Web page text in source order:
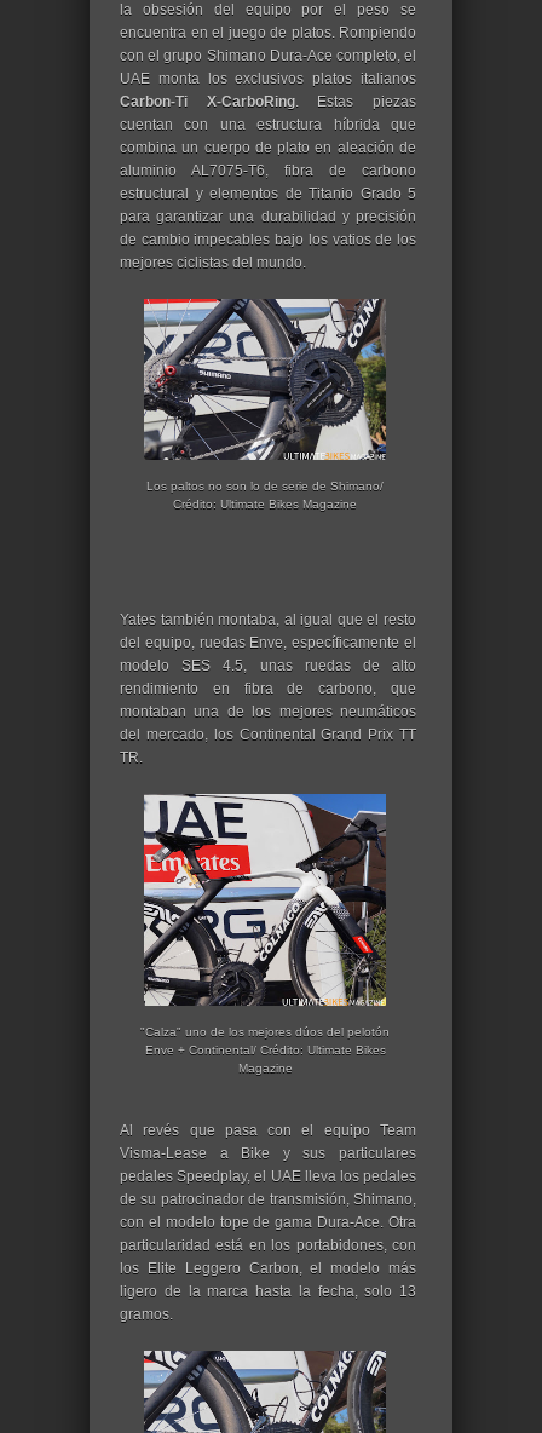
la obsesión del equipo por el peso se
encuentra en el juego de platos. Rompiendo
con el grupo Shimano Dura-Ace completo, el
UAE monta los exclusivos platos italianos
Carbon-Ti X-CarboRing. Estas piezas
cuentan con una estructura híbrida que
combina un cuerpo de plato en aleación de
aluminio AL7075-T6, fibra de carbono
estructural y elementos de Titanio Grado 5
para garantizar una durabilidad y precisión
de cambio impecables bajo los vatios de los
mejores ciclistas del mundo.
Los paltos no son lo de serie de Shimano/
Crédito: Ultimate Bikes Magazine
Yates también montaba, al igual que el resto
del equipo, ruedas Enve, específicamente el
modelo SES 4.5, unas ruedas de alto
rendimiento en fibra de carbono, que
montaban una de los mejores neumáticos
del mercado, los Continental Grand Prix TT
TR.
"Calza" uno de los mejores dúos del pelotón
Enve + Continental/ Crédito: Ultimate Bikes
Magazine
Al revés que pasa con el equipo Team
Visma-Lease a Bike y sus particulares
pedales Speedplay, el UAE lleva los pedales
de su patrocinador de transmisión, Shimano,
con el modelo tope de gama Dura-Ace. Otra
particularidad está en los portabidones, con
los Elite Leggero Carbon, el modelo más
ligero de la marca hasta la fecha, solo 13
gramos.